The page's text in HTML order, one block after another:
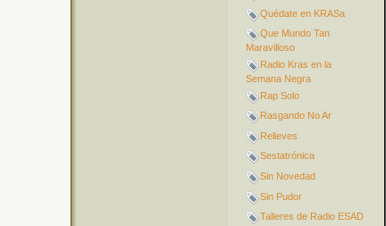
Quédate en KRASa
Que Mundo Tan
Maravilloso
Radio Kras en la
Semana Negra
Rap Solo
Rasgando No Ar
Relieves
Sestatrónica
Sin Novedad
Sin Pudor
Talleres de Radio ESAD